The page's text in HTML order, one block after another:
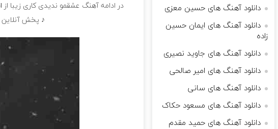
در ادامه آهنگ عشقمو ندیدی کاری زیبا از
♪ پخش آنلاین
دانلود آهنگ های حسین معزی
دانلود آهنگ های ایمان حسین
زاده
دانلود آهنگ های جاوید نصیری
دانلود آهنگ های امیر صالحی
دانلود آهنگ های سانی
دانلود آهنگ های مسعود حکاک
دانلود آهنگ های حمید مقدم